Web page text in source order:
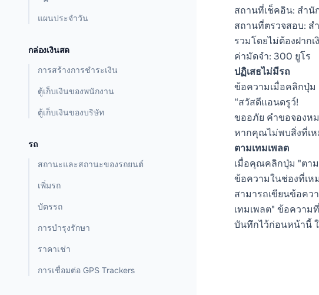
แผนประจำวัน
กล่องเงินสด
การสร้างการชำระเงิน
ตู้เก็บเงินของพนักงาน
ตู้เก็บเงินของบริษัท
รถ
สถานะและสถานะของรถยนต์
เพิ่มรถ
บัตรรถ
การบำรุงรักษา
ราคาเช่า
การเชื่อมต่อ GPS Trackers
สถานที่เช็คอิน: สำนั
สถานที่ตรวจสอบ: ส
รวมโดยไม่ต้องฝากเ
ค่ามัดจำ: 300 ยูโร
ปฏิเสธไม่มีรถ
ข้อความเมื่อคลิกปุ่ม
“สวัสดีแอนดรูว์!
ขออภัย คำขอจองห
หากคุณไม่พบสิ่งที่เห
ตามเทมเพลต
เมื่อคุณคลิกปุ่ม "ตา
ข้อความในช่องที่เห
สามารถเขียนข้อคว
เทมเพลต" ข้อความ
บันทึกไว้ก่อนหน้านี้